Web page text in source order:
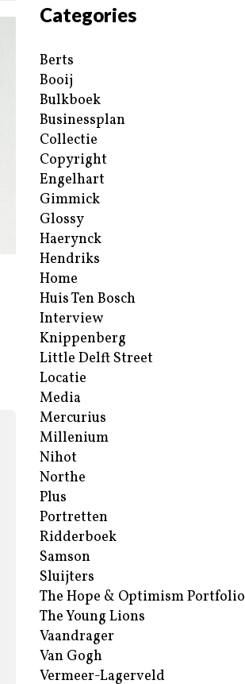
Categories
Berts
Booij
Bulkboek
Businessplan
Collectie
Copyright
Engelhart
Gimmick
Glossy
Haerynck
Hendriks
Home
Huis Ten Bosch
Interview
Knippenberg
Little Delft Street
Locatie
Media
Mercurius
Millenium
Nihot
Northe
Plus
Portretten
Ridderboek
Samson
Sluijters
The Hope & Optimism Portfolio
The Young Lions
Vaandrager
Van Gogh
Vermeer-Lagerveld